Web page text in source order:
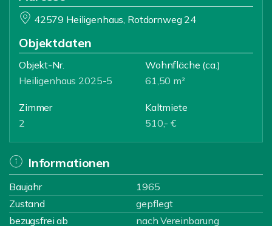
42579 Heiligenhaus, Rotdornweg 24
Objektdaten
Objekt-Nr.
Heiligenhaus 2025-5
Wohnfläche (ca.)
61,50 m²
Zimmer
2
Kaltmiete
510,- €
Informationen
Baujahr
1965
Zustand
gepflegt
bezugsfrei ab
nach Vereinbarung